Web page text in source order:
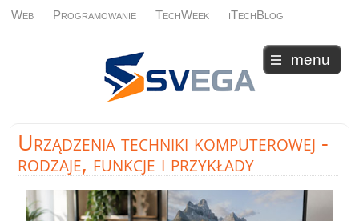
Web Programowanie TechWeek iTechBlog
menu
Urządzeniatechniki komputerowej -
rodzaje, funkcje i przykłady